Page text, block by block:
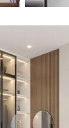
NỘI